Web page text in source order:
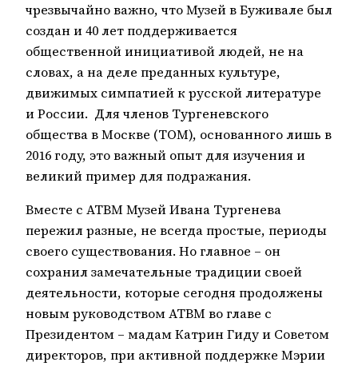
чрезвычайно важно, что Музей в Буживале был
создан и 40 лет поддерживается
общественной инициативой людей, не на
словах, а на деле преданных культуре,
движимых симпатией к русской литературе
и России. Для членов Тургеневского
общества в Москве (ТОМ), основанного лишь в
2016 году, это важный опыт для изучения и
великий пример для подражания.
Вместе с АТВМ Музей Ивана Тургенева
пережил разные, не всегда простые, периоды
своего существования. Но главное – он
сохранил замечательные традиции своей
деятельности, которые сегодня продолжены
новым руководством АТВМ во главе с
Президентом – мадам Катрин Гиду и Советом
директоров, при активной поддержке Мэрии